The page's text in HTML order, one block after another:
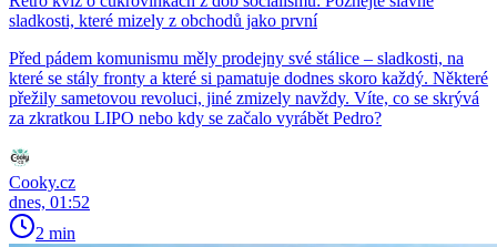
sladkosti, které mizely z obchodů jako první
Před pádem komunismu měly prodejny své stálice – sladkosti, na
které se stály fronty a které si pamatuje dodnes skoro každý. Některé
přežily sametovou revoluci, jiné zmizely navždy. Víte, co se skrývá
za zkratkou LIPO nebo kdy se začalo vyrábět Pedro?
Cooky.cz
dnes, 01:52
2 min